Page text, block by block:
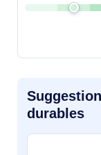
durables